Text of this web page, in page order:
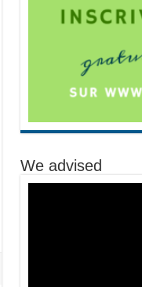
We advised